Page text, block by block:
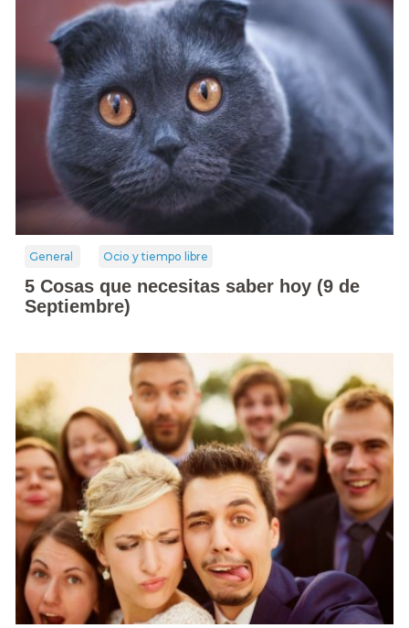
General Ocio y tiempo libre
5 Cosas que necesitas saber hoy (9 de
Septiembre)